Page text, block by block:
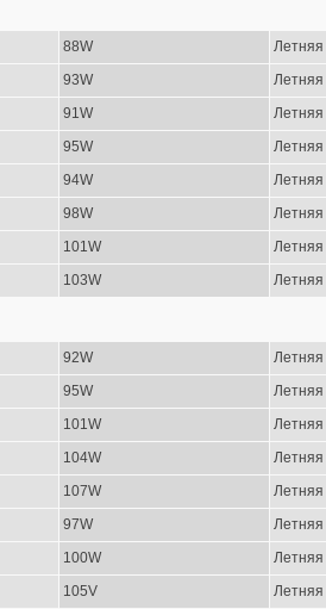
88W Летняя
93W Летняя
91W Летняя
95W Летняя
94W Летняя
98W Летняя
101W Летняя
103W Летняя
92W Летняя
95W Летняя
101W Летняя
104W Летняя
107W Летняя
97W Летняя
100W Летняя
105V Летняя